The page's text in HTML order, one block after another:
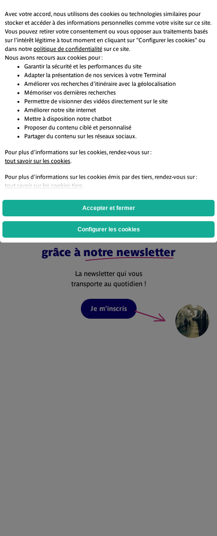
Tentez de gagner 3×2 places pour le concert
de Yael Naim à l’Olympia !
Ne ratez aucune actualité
grâce à notre newsletter
La newsletter qui vous
transporte au quotidien !
Je m'inscris
Avec votre accord, nous utilisons des cookies ou technologies similaires pour
stocker et accéder à des informations personnelles comme votre visite sur ce site.
Vous pouvez retirer votre consentement ou vous opposer aux traitements basés
sur l'intérêt légitime à tout moment en cliquant sur "Configurer les cookies" ou
dans notre politique de confidentialité sur ce site.
Nous avons recours aux cookies pour :
Garantir la sécurité et les performances du site
Adapter la présentation de nos services à votre Terminal
Améliorer vos recherches d'itinéraire avec la géolocalisation
Mémoriser vos dernières recherches
Permettre de visionner des vidéos directement sur le site
Améliorer notre site internet
Mettre à disposition notre chatbot
Proposer du contenu ciblé et personnalisé
Partager du contenu sur les réseaux sociaux.
Pour plus d'informations sur les cookies, rendez-vous sur :
tout savoir sur les cookies.
Pour plus d'informations sur les cookies émis par des tiers, rendez-vous sur :
tout savoir sur les cookies tiers
Configurer les cookies
Accepter et fermer